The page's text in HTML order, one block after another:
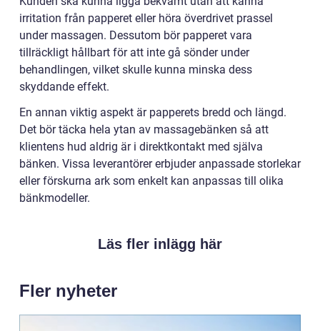
irritation från papperet eller höra överdrivet prassel
under massagen. Dessutom bör papperet vara
tillräckligt hållbart för att inte gå sönder under
behandlingen, vilket skulle kunna minska dess
skyddande effekt.
En annan viktig aspekt är papperets bredd och längd.
Det bör täcka hela ytan av massagebänken så att
klientens hud aldrig är i direktkontakt med själva
bänken. Vissa leverantörer erbjuder anpassade storlekar
eller förskurna ark som enkelt kan anpassas till olika
bänkmodeller.
Läs fler inlägg här
Fler nyheter